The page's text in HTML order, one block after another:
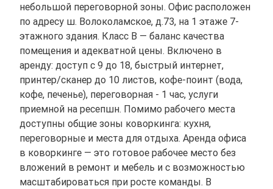
небольшой переговорной зоны. Офис расположен
по адресу ш. Волоколамское, д.73, на 1 этаже 7-
этажного здания. Класс B — баланс качества
помещения и адекватной цены. Включено в
аренду: доступ с 9 до 18, быстрый интернет,
принтер/сканер до 10 листов, кофе-поинт (вода,
кофе, печенье), переговорная - 1 час, услуги
приемной на ресепшн. Помимо рабочего места
доступны общие зоны коворкинга: кухня,
переговорные и места для отдыха. Аренда офиса
в коворкинге — это готовое рабочее место без
вложений в ремонт и мебель и с возможностью
масштабироваться при росте команды. В